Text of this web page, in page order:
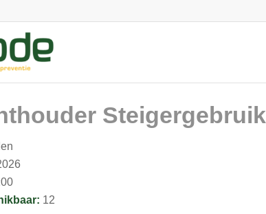
Steigergebruik
12